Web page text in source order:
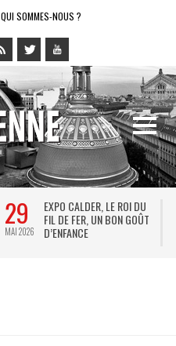
QUI SOMMES-NOUS ?
29
MAI 2026
EXPO CALDER, LE ROI DU
FIL DE FER, UN BON GOÛT
D’ENFANCE